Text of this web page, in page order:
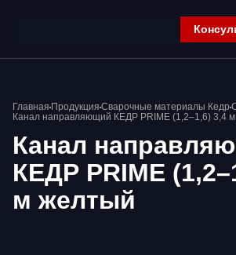
Главная Продукция Сварочные материалы Кедр
Канал направляющий КЕДР PRIME (1,2–1,6) 3,4
Канал
КЕДР PRIME
м желтый